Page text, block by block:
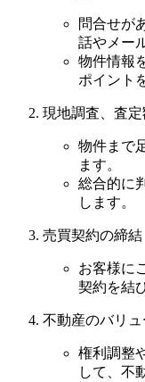
問合せが
話やメー
物件情報
ポイント
現地調査、査
物件まで
ます。
総合的に
します。
売買契約の締結
お客様に
契約を結
不動産のバリ
権利調整
して、不